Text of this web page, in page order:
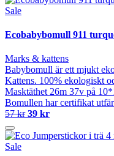
Sale
Ecobabybomull 911
Marks & kattens
Babybomull är ett mjukt
Kattens. 100% ekologiskt
Masktäthet 26m 37v på
Bomullen har certifikat
57 kr 39 kr
Sale